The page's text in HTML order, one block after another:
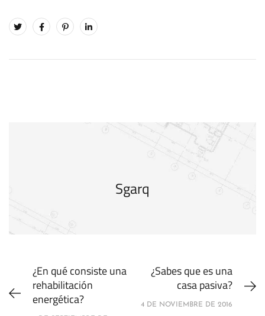
Sgarq
¿En qué consiste una
rehabilitación
energética?
¿Sabes que es una
casa pasiva?
4 DE NOVIEMBRE DE 2016